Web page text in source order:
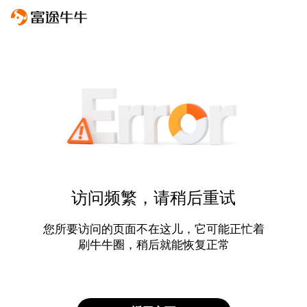
访问频繁，请稍后重试
您所要访问的页面不在这儿，它可能正忙着
刷牛牛圈，稍后就能恢复正常